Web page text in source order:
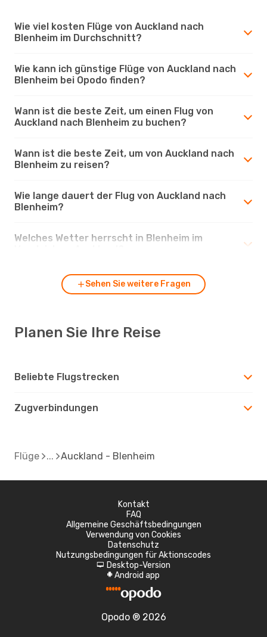
Wie viel kosten Flüge von Auckland nach
Blenheim im Durchschnitt?
Wie kann ich günstige Flüge von Auckland nach
Blenheim bei Opodo finden?
Wann ist die beste Zeit, um einen Flug von
Auckland nach Blenheim zu buchen?
Wann ist die beste Zeit, um von Auckland nach
Blenheim zu reisen?
Wie lange dauert der Flug von Auckland nach
Blenheim?
Welches Wetter herrscht in Blenheim im
Sehen Sie weitere Fragen
Planen Sie Ihre Reise
Beliebte Flugstrecken
Zugverbindungen
Flüge Auckland - Blenheim
Kontakt
FAQ
Allgemeine Geschäftsbedingungen
Verwendung von Cookies
Datenschutz
Nutzungsbedingungen für Aktionscodes
d Desktop-Version
A Android app
Opodo ® 2026